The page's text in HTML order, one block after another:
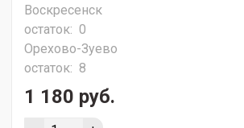
Воскресенск
остаток: 0
Орехово-Зуево
остаток: 8
1 180 руб.